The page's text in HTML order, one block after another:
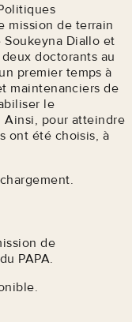
mission de terrain
Diallo et
doctorants au
premier temps à
maintenanciers de
le
Ainsi, pour atteindre
ont été choisis, à
de
PAPA.